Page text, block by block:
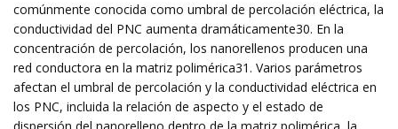
comúnmente conocida como umbral de percolación eléctrica, la
conductividad del PNC aumenta dramáticamente30. En la
concentración de percolación, los nanorellenos producen una
red conductora en la matriz polimérica31. Varios parámetros
afectan el umbral de percolación y la conductividad eléctrica en
los PNC, incluida la relación de aspecto y el estado de